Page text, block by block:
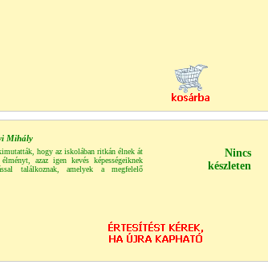
Mihály
hogy az iskolában ritkán élnek át
azaz igen kevés képességeiknek
találkoznak, amelyek a megfelelő
Nincs
készleten